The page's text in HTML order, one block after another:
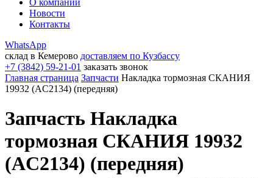
О компании
Новости
Контакты
WhatsApp
склад в Кемерово доставляем по Кузбассу
+7 (3842) 59-21-01 заказать звонок
Главная страница Запчасти Накладка тормозная СКАНИЯ
19932 (AC2134) (передняя)
Запчасть Накладка
тормозная СКАНИЯ 19932
(AC2134) (передняя)